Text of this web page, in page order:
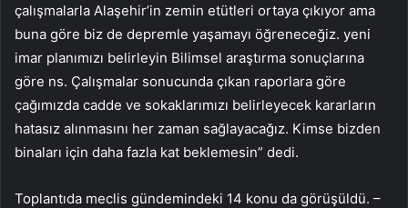
çalışmalarla Alaşehir’in zemin etütleri ortaya çıkıyor ama
buna göre biz de depremle yaşamayı öğreneceğiz. yeni
imar planımızı belirleyin Bilimsel araştırma sonuçlarına
göre ns. Çalışmalar sonucunda çıkan raporlara göre
çağımızda cadde ve sokaklarımızı belirleyecek kararların
hatasız alınmasını her zaman sağlayacağız. Kimse bizden
binaları için daha fazla kat beklemesin” dedi.
Toplantıda meclis gündemindeki 14 konu da görüşüldü. –